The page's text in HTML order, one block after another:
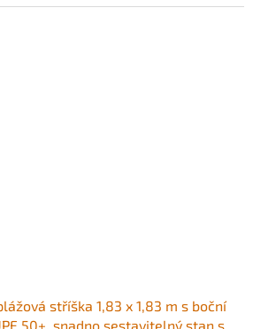
stříška 1,83 x 1,83 m s boční
50+, snadno sestavitelný stan s